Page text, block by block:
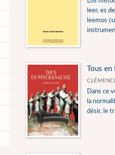
leer, es
leemos
Tous en
Dans ce
la
désir, le